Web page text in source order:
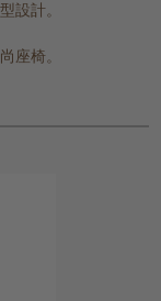
設計。
座椅。